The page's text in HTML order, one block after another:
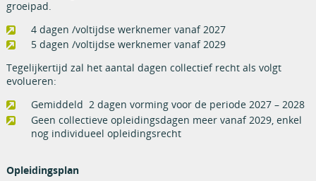
groeipad.
4 dagen /voltijdse werknemer vanaf 2027
5 dagen /voltijdse werknemer vanaf 2029
Tegelijkertijd zal het aantal dagen collectief recht als volgt
evolueren:
Gemiddeld 2 dagen vorming voor de periode 2027 – 2028
Geen collectieve opleidingsdagen meer vanaf 2029, enkel
nog individueel opleidingsrecht
Opleidingsplan